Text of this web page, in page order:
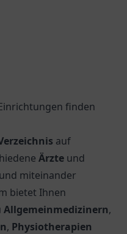
finden
auf
Ärzte und
miteinander
bietet Ihnen
Allgemeinmedizinern,
, Physiotherapien